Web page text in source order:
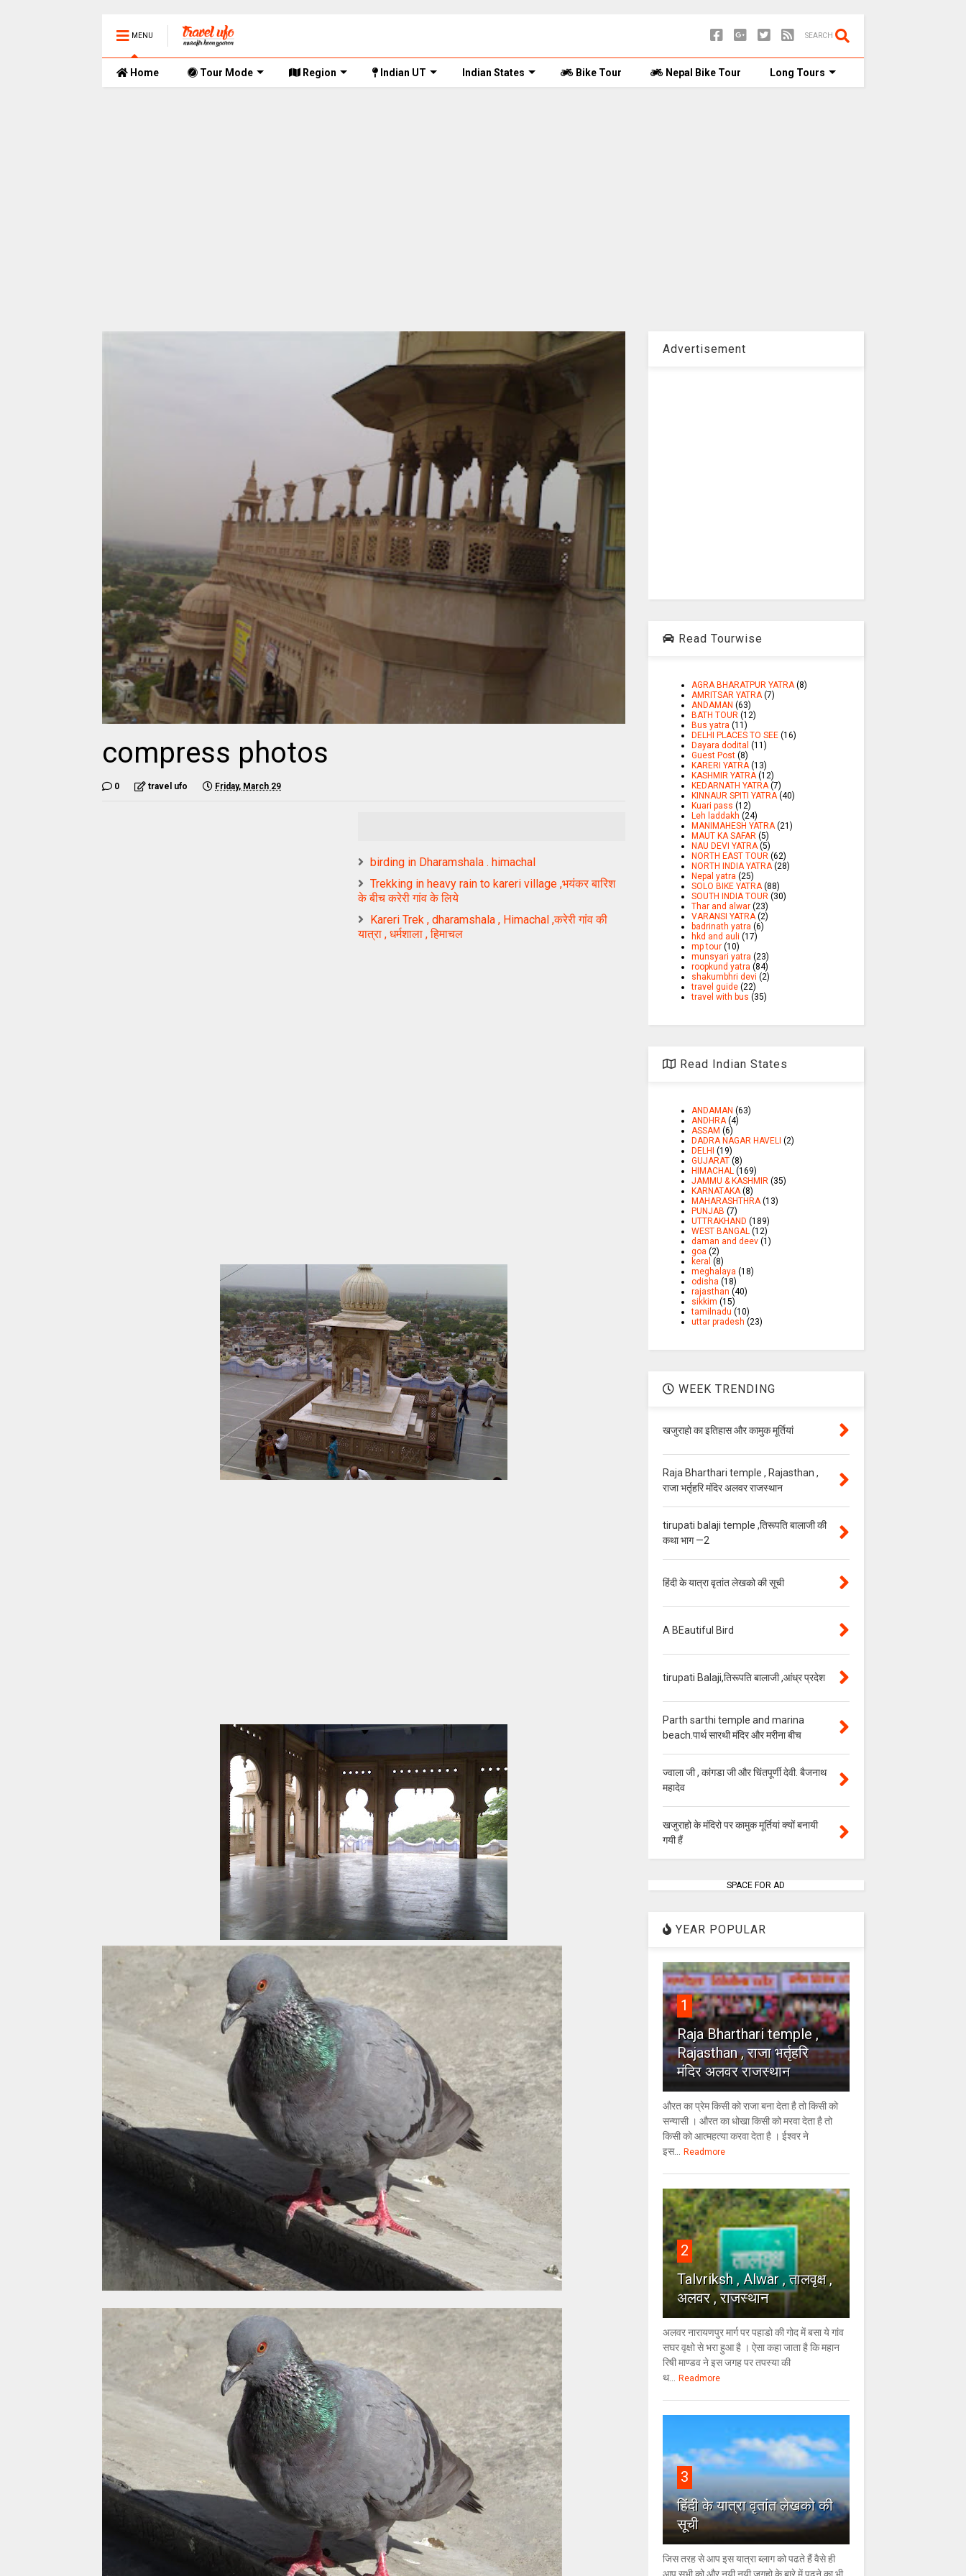
MENU SEARCH
Home Tour Mode Region Indian UT Indian States Bike Tour Nepal Bike Tour Long Tours
compress photos
0 travel ufo Friday, March 29
birding in Dharamshala . himachal
Trekking in heavy rain to kareri village ,भयंकर बारिश
के बीच करेरी गांव के लिये
Kareri Trek , dharamshala , Himachal ,करेरी गांव की
यात्रा , धर्मशाला , हिमाचल
Advertisement
Read Tourwise
AGRA BHARATPUR YATRA (8)
AMRITSAR YATRA (7)
ANDAMAN (63)
BATH TOUR (12)
Bus yatra (11)
DELHI PLACES TO SEE (16)
Dayara dodital (11)
Guest Post (8)
KARERI YATRA (13)
KASHMIR YATRA (12)
KEDARNATH YATRA (7)
KINNAUR SPITI YATRA (40)
Kuari pass (12)
Leh laddakh (24)
MANIMAHESH YATRA (21)
MAUT KA SAFAR (5)
NAU DEVI YATRA (5)
NORTH EAST TOUR (62)
NORTH INDIA YATRA (28)
Nepal yatra (25)
SOLO BIKE YATRA (88)
SOUTH INDIA TOUR (30)
Thar and alwar (23)
VARANSI YATRA (2)
badrinath yatra (6)
hkd and auli (17)
mp tour (10)
munsyari yatra (23)
roopkund yatra (84)
shakumbhri devi (2)
travel guide (22)
travel with bus (35)
Read Indian States
ANDAMAN (63)
ANDHRA (4)
ASSAM (6)
DADRA NAGAR HAVELI (2)
DELHI (19)
GUJARAT (8)
HIMACHAL (169)
JAMMU & KASHMIR (35)
KARNATAKA (8)
MAHARASHTHRA (13)
PUNJAB (7)
UTTRAKHAND (189)
WEST BANGAL (12)
daman and deev (1)
goa (2)
keral (8)
meghalaya (18)
odisha (18)
rajasthan (40)
sikkim (15)
tamilnadu (10)
uttar pradesh (23)
WEEK TRENDING
खजुराहो का इतिहास और कामुक मूर्तियां
Raja Bharthari temple , Rajasthan ,
राजा भर्तृहरि मंदिर अलवर राजस्थान
tirupati balaji temple ,तिरूपति बालाजी की
कथा भाग —2
हिंदी के यात्रा वृतांत लेखको की सूची
A BEautiful Bird
tirupati Balaji,तिरूपति बालाजी ,आंध्र प्रदेश
Parth sarthi temple and marina
beach.पार्थ सारथी मंदिर और मरीना बीच
ज्वाला जी , कांगडा जी और चिंतपूर्णी देवी. बैजनाथ
महादेव
खजुराहो के मंदिरो पर कामुक मूर्तियां क्यों बनायी
गयी हैं
SPACE FOR AD
YEAR POPULAR
1
Raja Bharthari temple ,
Rajasthan , राजा भर्तृहरि
मंदिर अलवर राजस्थान
औरत का प्रेम किसी को राजा बना देता है तो किसी को
सन्यासी । औरत का धोखा किसी को मरवा देता है तो
किसी को आत्महत्या करवा देता है । ईश्वर ने
इस...
Readmore
2
Talvriksh , Alwar , तालवृक्ष ,
अलवर , राजस्थान
अलवर नारायणपुर मार्ग पर पहाडो की गोद में बसा ये गांव
सघर वृक्षो से भरा हुआ है । ऐसा कहा जाता है कि महान
रिषी माण्डव ने इस जगह पर तपस्या की
थ...
Readmore
3
हिंदी के यात्रा वृतांत लेखको की
सूची
जिस तरह से आप इस यात्रा ब्लाग को पढते हैं वैसे ही